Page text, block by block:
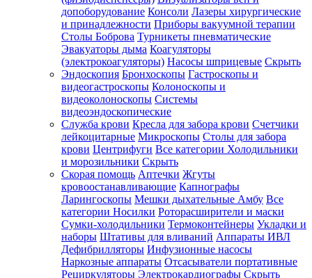
допоборудование Консоли Лазеры хирургические
и принадлежности Приборы вакуумной терапии
Столы Боброва Турникеты пневматические
Эвакуаторы дыма Коагуляторы
(электрокоагуляторы) Насосы шприцевые Скрыть
Эндоскопия Бронхоскопы Гастроскопы и
видеогастроскопы Колоноскопы и
видеоколоноскопы Системы
видеоэндоскопические
Служба крови Кресла для забора крови Счетчики
лейкоцитарные Микроскопы Столы для забора
крови Центрифуги Все категории Холодильники
и морозильники Скрыть
Скорая помощь Аптечки Жгуты
кровоостанавливающие Капнографы
Ларингоскопы Мешки дыхательные Амбу Все
категории Носилки Роторасширители и маски
Сумки-холодильники Термоконтейнеры Укладки и
наборы Штативы для вливаний Аппараты ИВЛ
Дефибрилляторы Инфузионные насосы
Наркозные аппараты Отсасыватели портативные
Рециркуляторы Электрокардиографы Скрыть